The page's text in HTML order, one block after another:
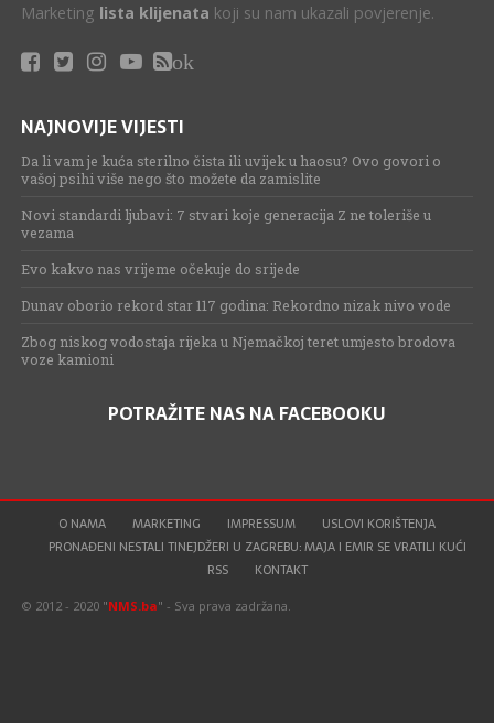
Marketing lista klijenata koji su nam ukazali povjerenje.
ok
NAJNOVIJE VIJESTI
Da li vam je kuća sterilno čista ili uvijek u haosu? Ovo govori o
vašoj psihi više nego što možete da zamislite
Novi standardi ljubavi: 7 stvari koje generacija Z ne toleriše u
vezama
Evo kakvo nas vrijeme očekuje do srijede
Dunav oborio rekord star 117 godina: Rekordno nizak nivo vode
Zbog niskog vodostaja rijeka u Njemačkoj teret umjesto brodova
voze kamioni
POTRAŽITE NAS NA FACEBOOKU
O NAMA MARKETING IMPRESSUM
USLOVI KORIŠTENJA
PRONAĐENI NESTALI TINEJDŽERI U ZAGREBU: MAJA I EMIR SE VRATILI KUĆI
RSS
KONTAKT
© 2012 - 2020 "NMS.ba" - Sva prava zadržana.